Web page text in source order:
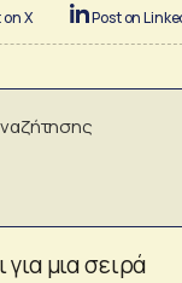
X Post on
μια σειρά